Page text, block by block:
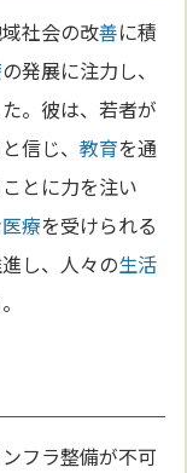
社会の改善に積
の発展に注力し、
。彼は、若者が
信じ、教育を通
とに力を注い
医療を受けられる
し、人々の生活
フラ整備が不可